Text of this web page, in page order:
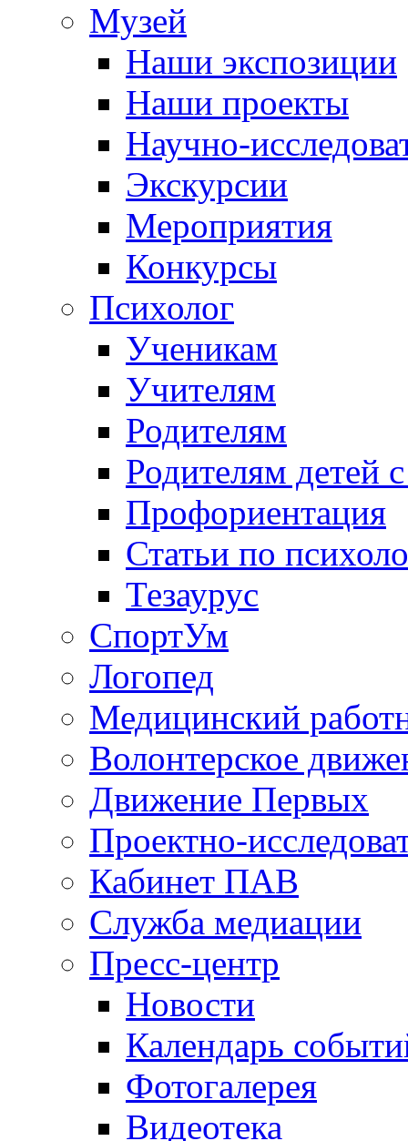
Музей
Наши экспозиции
Наши проекты
Научно-
Экскурсии
Мероприятия
Конкурсы
Психолог
Ученикам
Учителям
Родителям
Родителям детей
Профориентация
Статьи по
Тезаурус
СпортУм
Логопед
Медицинский
Волонтерское
Движение Первых
Проектно-
Кабинет ПАВ
Служба медиации
Пресс-центр
Новости
Календарь
Фотогалерея
Видеотека